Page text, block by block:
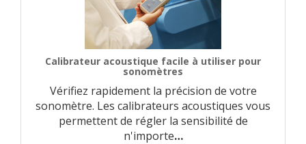
Calibrateur acoustique facile à utiliser pour
sonomètres
Vérifiez rapidement la précision de votre
sonomètre. Les calibrateurs acoustiques vous
permettent de régler la sensibilité de
n'importe…